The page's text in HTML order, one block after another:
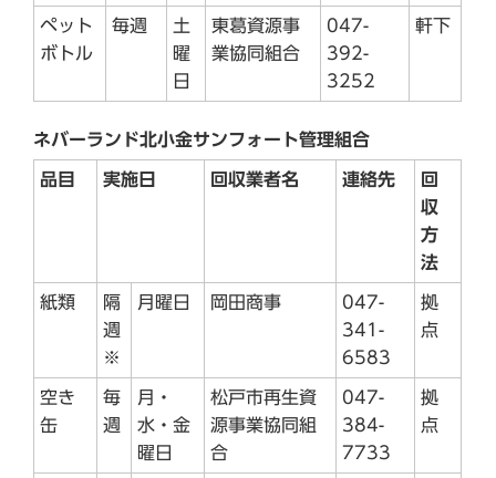
ペット
ボトル
毎週
土
曜
日
東葛資源事
業協同組合
047-
392-
3252
軒下
ネバーランド北小金サンフォート管理組合
品目 実施日 回収業者名 連絡先
回
収
方
法
紙類
隔
週
※
月曜日 岡田商事
047-
341-
6583
拠
点
空き
缶
毎
週
月・
水・金
曜日
松戸市再生資
源事業協同組
合
047-
384-
7733
拠
点